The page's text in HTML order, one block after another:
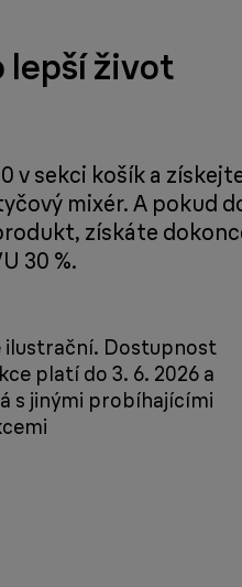
lepší život
v sekci košík a
mixér. A pokud
získáte
30 %.
ilustrační. Dostupnost
platí do 3. 6. 2026 a
s jinými probíhajícími